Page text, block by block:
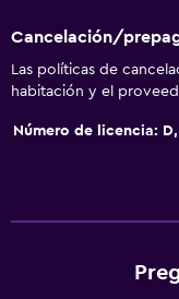
Cancelación/
Las políticas de
habitación y el
Número de licencia: